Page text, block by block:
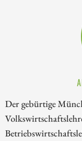
Der gebürtige